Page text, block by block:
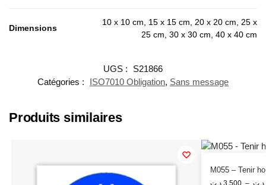
Dimensions
10 x 10 cm, 15 x 15 cm, 20 x 20 cm, 25 x
25 cm, 30 x 30 cm, 40 x 40 cm
UGS :
S21866
Catégories :
ISO7010 Obligation, Sans message
Produits similaires
M055 – Tenir
3,500 د.ت – د.ت